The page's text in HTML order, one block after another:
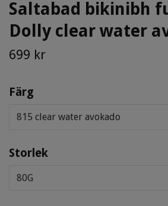
Saltabad bikinibh
Dolly clear water
699 kr
Färg
815 clear water avokado
Storlek
80G